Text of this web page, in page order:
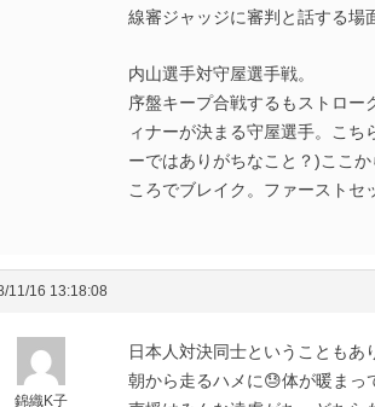
線審ジャッジに審判と話する場
内山選手対守屋選手戦。
序盤キープ合戦するもストロー
ィナーが決まる守屋選手。こ
ーではありがちなこと？)ここ
ころでブレイク。ファーストセ
11/16 13:18:08
錦織K子
日本人対決同士ということも
朝から走るハメに😓体が暖まっ